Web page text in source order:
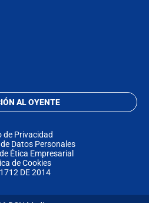
AL OYENTE
de Privacidad
Datos Personales
Ética Empresarial
de Cookies
DE 2014